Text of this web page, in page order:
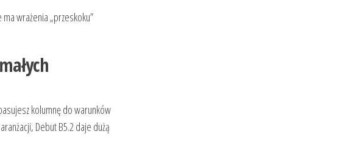
ma wrażenia „przeskoku”
kolumnę do warunków
Debut B5.2 daje dużą